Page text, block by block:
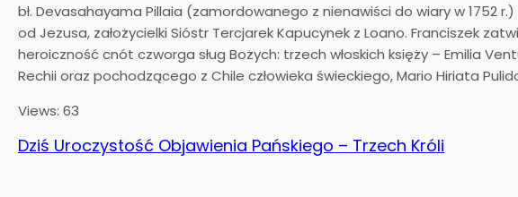
bł. Devasahayama Pillaia (zamordowanego z nienawiści do wiary w 1752 r.)
od Jezusa, założycielki Sióstr Tercjarek Kapucynek z Loano. Franciszek
heroiczność cnót czworga sług Bożych: trzech włoskich księży – Emilia
Rechii oraz pochodzącego z Chile człowieka świeckiego, Mario Hiriata
Views: 63
Dziś Uroczystość Objawienia Pańskiego – Trzech Króli